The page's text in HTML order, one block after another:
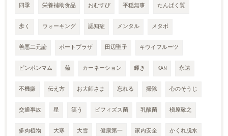
四季 栄養補助食品 おむすび 平穏無事 たんぱく質
歩く ウォーキング 認知症 メンタル メタボ
善悪二元論 ポートプラザ 田辺聖子 キウイフルーツ
ピンポンマム 菊 カーネーション 輝き KAN 永遠
不機嫌 伝え方 お大師さま 忘れる 掃除 心のそうじ
交通事故 星 笑う ビフィズス菌 乳酸菌 槇原敬之
多肉植物 大寒 大雪 健康第一 家内安全 かくれ脱水